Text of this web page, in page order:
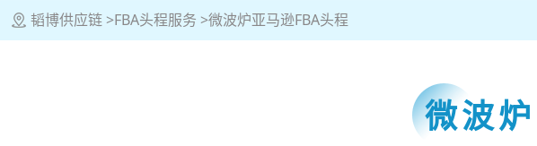
韬博供应链 FBA头程服务 微波炉亚马逊FBA头程
微波炉